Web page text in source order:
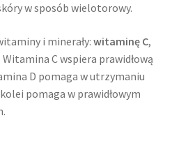
w sposób wielotorowy.
i minerały:witaminę C,
. Witamina C wspiera prawidłową
D pomaga w utrzymaniu
pomaga w prawidłowym